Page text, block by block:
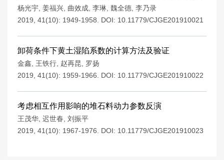
杨光宇 姜福兴 曲效成 李琳 魏全德 李乃录
2019, 41(10): 1949-1958.
DOI: 10.11779/CJGE201910021
卸荷条件下黄土湿陷系数的计算方法及验证
金鑫 王铁行 赵再昆
罗扬
2019, 41(10): 1959-1966.
DOI: 10.11779/CJGE201910022
考虑相互作用影响的堆石料动力参数反演
王茂华 迟世春 刘振平
2019, 41(10): 1967-1976.
DOI: 10.11779/CJGE201910023